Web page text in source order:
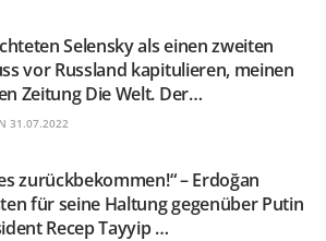
Selensky als einen zweiten
vor Russland kapitulieren, meinen
Zeitung Die Welt. Der…
31.07.2022
zurückbekommen!“ – Erdoğan
für seine Haltung gegenüber Putin
Recep Tayyip …